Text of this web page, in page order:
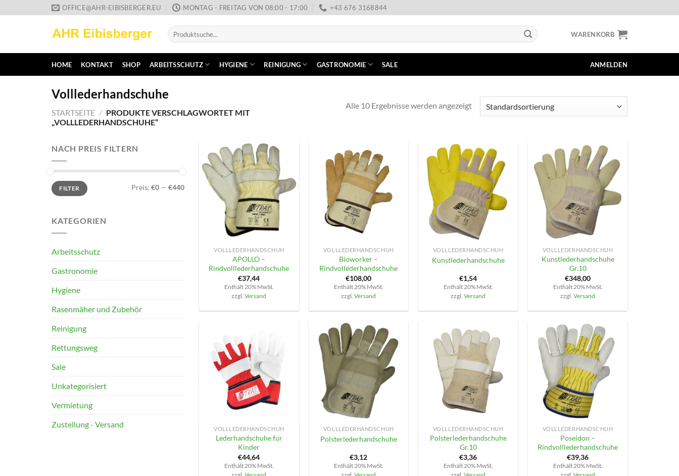
Inhalt
OFFICE@AHR-EIBISBERGER.EU MONTAG - FREITAG VON 08:00 - 17:00 +43 676 3168844
Suche
nach:
WARENKORB
HOME KONTAKT SHOP ARBEITSSCHUTZ HYGIENE REINIGUNG GASTRONOMIE SALE ANMELDEN
Volllederhandschuhe
STARTSEITE / PRODUKTE VERSCHLAGWORTET MIT
„VOLLLEDERHANDSCHUHE“
Alle 10 Ergebnisse werden angezeigt
NACH PREIS FILTERN
Min.
Preis
Max.
PreisFILTER Preis: €0— €440
KATEGORIEN
Arbeitsschutz
Gastronomie
Hygiene
Rasenmäher und Zubehör
Reinigung
Rettungsweg
Sale
Unkategorisiert
Vermietung
Zustellung - Versand
VOLLLEDERHANDSCHUH
APOLLO –
Rindvolllederhandschuhe
€37,44
Enthält 20% MwSt.
zzgl.Versand
VOLLLEDERHANDSCHUH
Bioworker –
Rindvollederhandschuhe
€108,00
Enthält 20% MwSt.
zzgl.Versand
+
VOLLLEDERHANDSCHUH
Kunstlederhandschuhe
€1,54
Enthält 20% MwSt.
zzgl.Versand
VOLLLEDERHANDSCHUH
Kunstlederhandschuhe
Gr.10
€348,00
Enthält 20% MwSt.
zzgl.Versand
VOLLLEDERHANDSCHUH
Lederhandschuhe für
Kinder
€44,64
Enthält 20% MwSt.
VOLLLEDERHANDSCHUH
Polsterlederhandschuhe
€3,12
Enthält 20% MwSt.
VOLLLEDERHANDSCHUH
Polsterlederhandschuhe
Gr.10
€3,36
Enthält 20% MwSt.
VOLLLEDERHANDSCHUH
Poseidon –
Rindvolllederhandschuhe
€39,36
Enthält 20% MwSt.